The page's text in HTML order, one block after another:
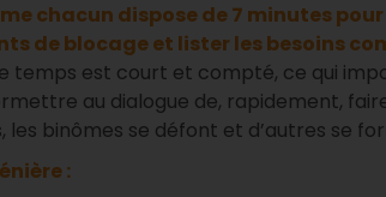
chacun dispose de 7 minutes
de blocage et lister les besoins
temps est court et compté, ce qui
au dialogue de, rapidement,
les binômes se défont et d’autres se
: